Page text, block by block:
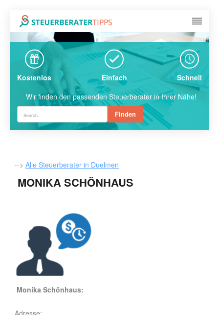
Kostenlos Einfach
Schnell
Wir finden den passenden Steuerberater in Ihrer Nähe!
Finden
--> Alle Steuerberater in Duelmen
MONIKA SCHÖNHAUS
Monika Schönhaus:
Adresse: